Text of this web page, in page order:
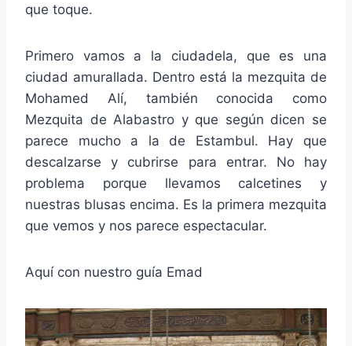
que toque.
Primero vamos a la ciudadela, que es una
ciudad amurallada. Dentro está la mezquita de
Mohamed Alí, también conocida como
Mezquita de Alabastro y que según dicen se
parece mucho a la de Estambul. Hay que
descalzarse y cubrirse para entrar. No hay
problema porque llevamos calcetines y
nuestras blusas encima. Es la primera mezquita
que vemos y nos parece espectacular.
Aquí con nuestro guía Emad